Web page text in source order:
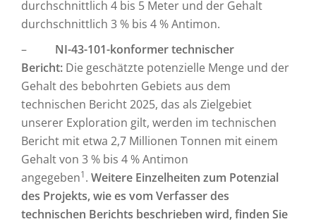
durchschnittlich 4 bis 5 Meter und der Gehalt
durchschnittlich 3 % bis 4 % Antimon.
– NI-43-101-konformer technischer
Bericht: Die geschätzte potenzielle Menge und der
Gehalt des bebohrten Gebiets aus dem
technischen Bericht 2025, das als Zielgebiet
unserer Exploration gilt, werden im technischen
Bericht mit etwa 2,7 Millionen Tonnen mit einem
Gehalt von 3 % bis 4 % Antimon
angegeben1. Weitere Einzelheiten zum Potenzial
des Projekts, wie es vom Verfasser des
technischen Berichts beschrieben wird, finden Sie